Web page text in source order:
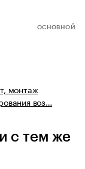
ОСНОВНОЙ
монтаж
воз…
с тем же